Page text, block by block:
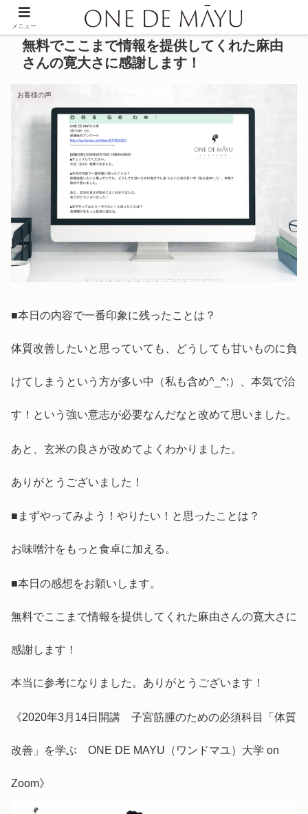
無料でここまで情報を提供してくれた麻由
さんの寛大さに感謝します！
お客様の声
■本日の内容で一番印象に残ったことは？
体質改善したいと思っていても、どうしても甘いものに負
けてしまうという方が多い中（私も含め^_^;）、本気で治
す！という強い意志が必要なんだなと改めて思いました。
あと、玄米の良さが改めてよくわかりました。
ありがとうございました！
■まずやってみよう！やりたい！と思ったことは？
お味噌汁をもっと食卓に加える。
■本日の感想をお願いします。
無料でここまで情報を提供してくれた麻由さんの寛大さに
感謝します！
本当に参考になりました。ありがとうございます！
《2020年3月14日開講 子宮筋腫のための必須科目「体質
改善」を学ぶ ONE DE MAYU（ワンドマユ）大学 on
Zoom》
メニュー